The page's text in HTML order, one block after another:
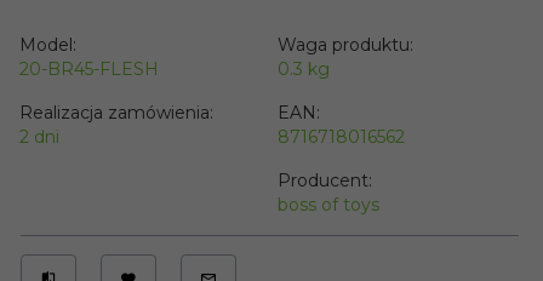
Model:
20-BR45-FLESH
Waga produktu:
0.3 kg
Realizacja zamówienia:
2 dni
EAN:
8716718016562
Producent:
boss of toys